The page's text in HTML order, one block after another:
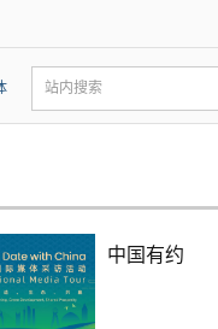
站内搜索
中国有约